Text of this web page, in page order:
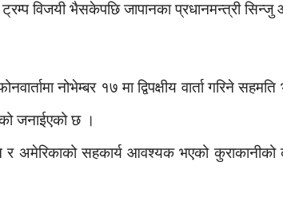
ट्रम्प विजयी भैसकेपछि जापानका प्रधानमन्त्री
नोभेम्बर १७ मा द्विपक्षीय वार्ता गरिने
जनाईएको छ ।
र अमेरिकाको सहकार्य आवश्यक भएको